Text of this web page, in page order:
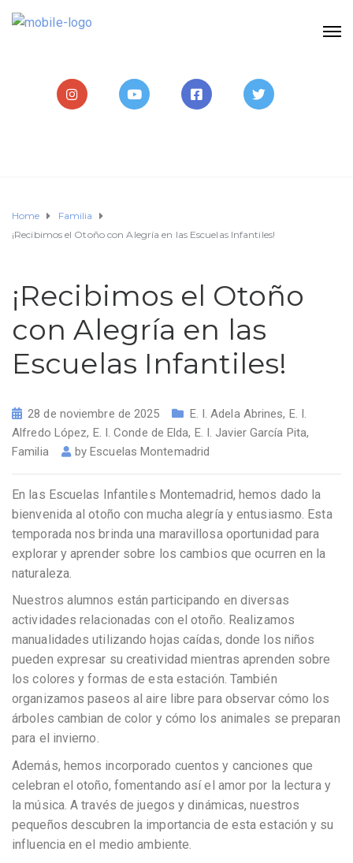
Home
Familia
¡Recibimos el Otoño con Alegría en las Escuelas Infantiles!
¡Recibimos el Otoño
con Alegría en las
Escuelas Infantiles!
28 de noviembre de 2025 E. I. Adela Abrines, E. I.
Alfredo López, E. I. Conde de Elda, E. I. Javier García Pita,
Familia
byEscuelas Montemadrid
En las Escuelas Infantiles Montemadrid, hemos dado la
bienvenida al otoño con mucha alegría y entusiasmo. Esta
temporada nos brinda una maravillosa oportunidad para
explorar y aprender sobre los cambios que ocurren en la
naturaleza.
Nuestros alumnos están participando en diversas
actividades relacionadas con el otoño. Realizamos
manualidades utilizando hojas caídas, donde los niños
pueden expresar su creatividad mientras aprenden sobre
los colores y formas de esta estación. También
organizamos paseos al aire libre para observar cómo los
árboles cambian de color y cómo los animales se preparan
para el invierno.
Además, hemos incorporado cuentos y canciones que
celebran el otoño, fomentando así el amor por la lectura y
la música. A través de juegos y dinámicas, nuestros
pequeños descubren la importancia de esta estación y su
influencia en el medio ambiente.